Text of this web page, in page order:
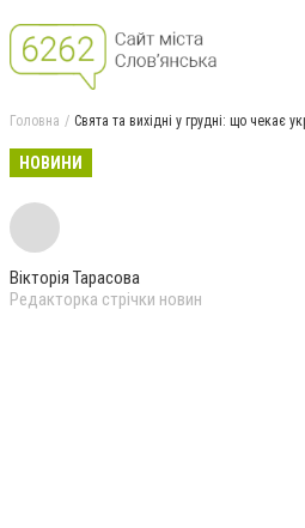
Головна Свята та вихідні у грудні: що чекає
НОВИНИ
Вікторія Тарасова
Редакторка стрічки новин